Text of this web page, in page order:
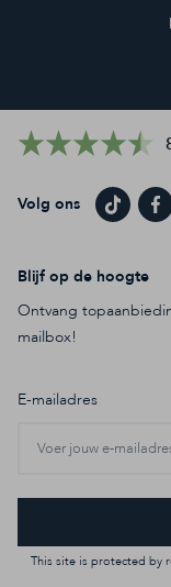
Volg ons
Blijf op de hoogte
Ontvang
mailbox!
E-mailadres
This site is protected by